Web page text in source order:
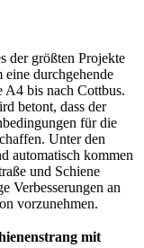
der größten Projekte
durchgehende
A4 bis nach Cottbus.
betont, dass der
für die
Unter den
automatisch kommen
und Schiene
Verbesserungen an
vorzunehmen.
mit